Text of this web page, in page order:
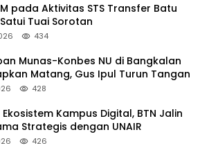
pada Aktivitas STS Transfer Batu
Tuai Sorotan
434
Munas-Konbes NU di Bangkalan
Matang, Gus Ipul Turun Tangan
428
Kampus Digital, BTN Jalin
Strategis dengan UNAIR
426